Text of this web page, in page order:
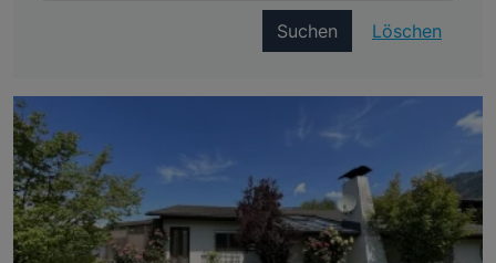
Suchen Löschen